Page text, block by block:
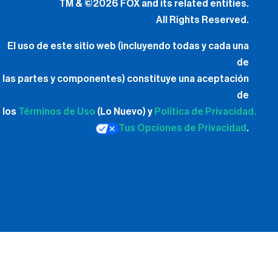
TM & ©2026 FOX and its related entities.
All Rights Reserved.
El uso de este sitio web (incluyendo todas y cada una
de
las partes y componentes) constituye una aceptación
de
los Términos de Uso (Lo Nuevo) y Política de Privacidad.
Tus Opciones de Privacidad .